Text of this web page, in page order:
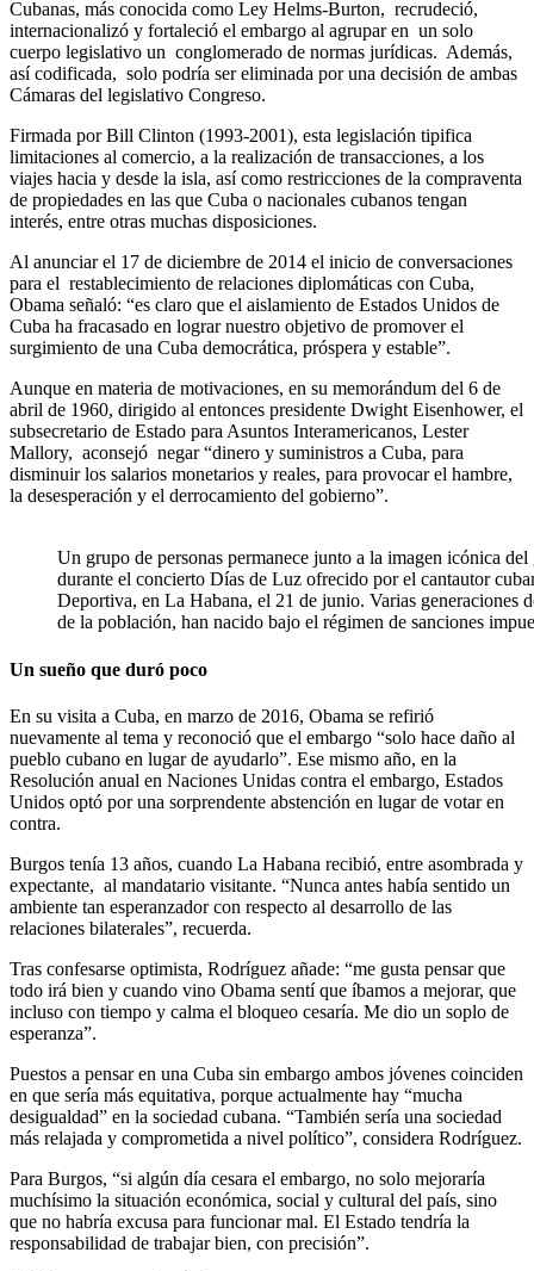
Cubanas, más conocida como Ley Helms-Burton, recrudeció,
internacionalizó y fortaleció el embargo al agrupar en un solo
cuerpo legislativo un conglomerado de normas jurídicas. Además,
así codificada, solo podría ser eliminada por una decisión de ambas
Cámaras del legislativo Congreso.
Firmada por Bill Clinton (1993-2001), esta legislación tipifica
limitaciones al comercio, a la realización de transacciones, a los
viajes hacia y desde la isla, así como restricciones de la compraventa
de propiedades en las que Cuba o nacionales cubanos tengan
interés, entre otras muchas disposiciones.
Al anunciar el 17 de diciembre de 2014 el inicio de conversaciones
para el restablecimiento de relaciones diplomáticas con Cuba,
Obama señaló: “es claro que el aislamiento de Estados Unidos de
Cuba ha fracasado en lograr nuestro objetivo de promover el
surgimiento de una Cuba democrática, próspera y estable”.
Aunque en materia de motivaciones, en su memorándum del 6 de
abril de 1960, dirigido al entonces presidente Dwight Eisenhower, el
subsecretario de Estado para Asuntos Interamericanos, Lester
Mallory, aconsejó negar “dinero y suministros a Cuba, para
disminuir los salarios monetarios y reales, para provocar el hambre,
la desesperación y el derrocamiento del gobierno”.
Un grupo de personas permanece junto a la imagen icónica
durante el concierto Días de Luz ofrecido por el cantautor
Deportiva, en La Habana, el 21 de junio. Varias generaciones
de la población, han nacido bajo el régimen de sanciones
Un sueño que duró poco
En su visita a Cuba, en marzo de 2016, Obama se refirió
nuevamente al tema y reconoció que el embargo “solo hace daño al
pueblo cubano en lugar de ayudarlo”. Ese mismo año, en la
Resolución anual en Naciones Unidas contra el embargo, Estados
Unidos optó por una sorprendente abstención en lugar de votar en
contra.
Burgos tenía 13 años, cuando La Habana recibió, entre asombrada y
expectante, al mandatario visitante. “Nunca antes había sentido un
ambiente tan esperanzador con respecto al desarrollo de las
relaciones bilaterales”, recuerda.
Tras confesarse optimista, Rodríguez añade: “me gusta pensar que
todo irá bien y cuando vino Obama sentí que íbamos a mejorar, que
incluso con tiempo y calma el bloqueo cesaría. Me dio un soplo de
esperanza”.
Puestos a pensar en una Cuba sin embargo ambos jóvenes coinciden
en que sería más equitativa, porque actualmente hay “mucha
desigualdad” en la sociedad cubana. “También sería una sociedad
más relajada y comprometida a nivel político”, considera Rodríguez.
Para Burgos, “si algún día cesara el embargo, no solo mejoraría
muchísimo la situación económica, social y cultural del país, sino
que no habría excusa para funcionar mal. El Estado tendría la
responsabilidad de trabajar bien, con precisión”.